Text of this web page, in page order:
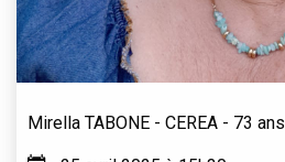
Mirella TABONE - CEREA - 73 ans